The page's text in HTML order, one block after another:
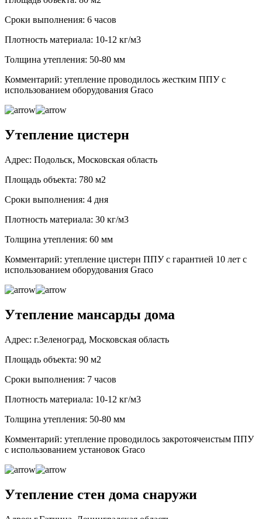
Сроки выполнения: 6 часов
Плотность материала: 10-12 кг/м3
Толщина утепления: 50-80 мм
Комментарий: утепление проводилось жестким ППУ с
использованием оборудования Graco
Утепление цистерн
Адрес: Подольск, Московская область
Площадь объекта: 780 м2
Сроки выполнения: 4 дня
Плотность материала: 30 кг/м3
Толщина утепления: 60 мм
Комментарий: утепление цистерн ППУ с гарантией 10 лет с
использованием оборудования Graco
Утепление мансарды дома
Адрес: г.Зеленоград, Московская область
Площадь объекта: 90 м2
Сроки выполнения: 7 часов
Плотность материала: 10-12 кг/м3
Толщина утепления: 50-80 мм
Комментарий: утепление проводилось закротоячеистым ППУ
с использованием установок Graco
Утепление стен дома снаружи